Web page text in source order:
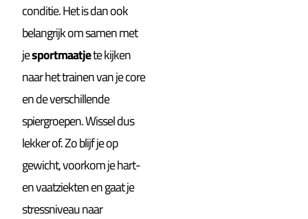
conditie. Het is dan ook
belangrijk om samen met
jesportmaatjete kijken
naar het trainen van je core
en de verschillende
spiergroepen. Wissel dus
lekker of. Zo blijf je op
gewicht, voorkom je hart-
en vaatziekten en gaat je
stressniveau naar